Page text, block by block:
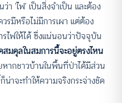
‘ไฟ’ เป็นสิ่งจำเป็น และต้อง
รมีหรือไม่มีการเผา แต่ต้อง
ไฟให้ได้ ซึ่งแน่นอนว่าปัจจุบัน
มดุลในสมการนี้จะอยู่ตรงไหน
หากชาวบ้านในพื้นที่ป่าได้มีส่วน
าจะทำให้ความจริงกระจ่างชัด
A A+ A++
มาก มากที่สุด
บอดสี